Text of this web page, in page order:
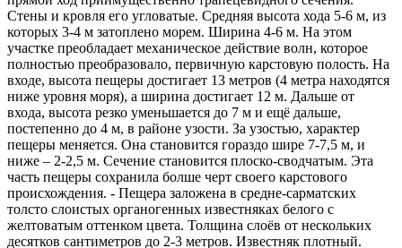
Стены и кровля его угловатые. Средняя высота хода 5-6 м, из
которых 3-4 м затоплено морем. Ширина 4-6 м. На этом
участке преобладает механическое действие волн, которое
полностью преобразовало, первичную карстовую полость. На
входе, высота пещеры достигает 13 метров (4 метра находятся
ниже уровня моря), а ширина достигает 12 м. Дальше от
входа, высота резко уменьшается до 7 м и ещё дальше,
постепенно до 4 м, в районе узости. За узостью, характер
пещеры меняется. Она становится гораздо шире 7-7,5 м, и
ниже – 2-2,5 м. Сечение становится плоско-сводчатым. Эта
часть пещеры сохранила болше черт своего карстового
происхождения. - Пещера заложена в средне-сарматских
толсто слоистых органогенных известняках белого с
желтоватым оттенком цвета. Толщина слоёв от нескольких
десятков сантиметров до 2-3 метров. Известняк плотный.